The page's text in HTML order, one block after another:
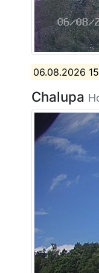
06.08.2026
Chalupa